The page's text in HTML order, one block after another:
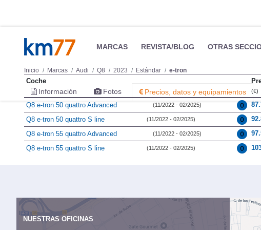
MARCAS REVISTA/BLOG OTRAS
Inicio Marcas Audi Q8 2023 Estándar e-tron
Información Fotos Precios, datos y equipamientos
Coche
(€)
Q8 e-tron 50 quattro Advanced (11/2022 - 02/2025)
Q8 e-tron 50 quattro S line
(11/2022 - 02/2025)
Q8 e-tron 55 quattro Advanced
(11/2022 - 02/2025)
Q8 e-tron 55 quattro S line
(11/2022 - 02/2025)
NUESTRAS OFICINAS